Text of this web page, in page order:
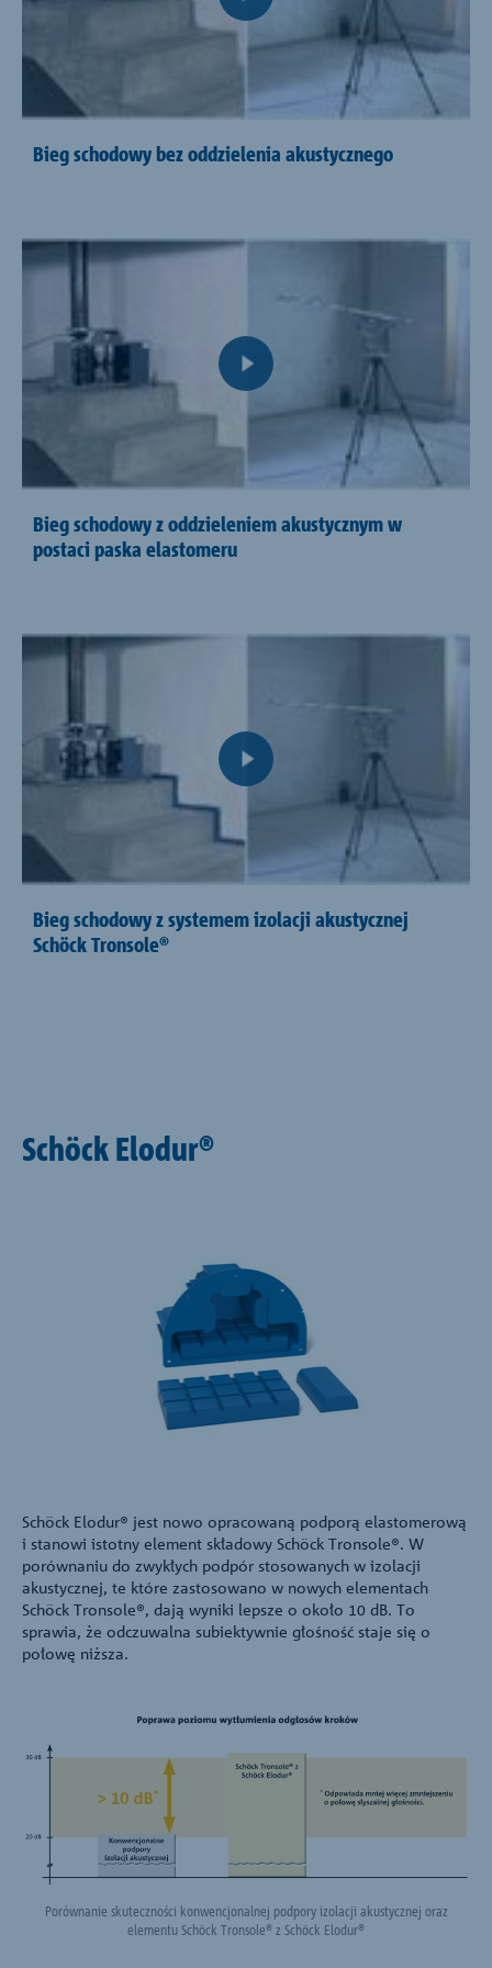
Bieg schodowy bez oddzielenia akustycznego
Bieg schodowy z oddzieleniem akustycznym w
postaci paska elastomeru
Bieg schodowy z systemem izolacji akustycznej
Schöck Tronsole®
Schöck Elodur®
Schöck Elodur® jest nowo opracowaną podporą elastomerową
i stanowi istotny element składowy Schöck Tronsole®. W
porównaniu do zwykłych podpór stosowanych w izolacji
akustycznej, te które zastosowano w nowych elementach
Schöck Tronsole®, dają wyniki lepsze o około 10 dB. To
sprawia, że odczuwalna subiektywnie głośność staje się o
połowę niższa.
Porównanie skuteczności konwencjonalnej podpory izolacji akustycznej oraz
elementu Schöck Tronsole® z Schöck Elodur®